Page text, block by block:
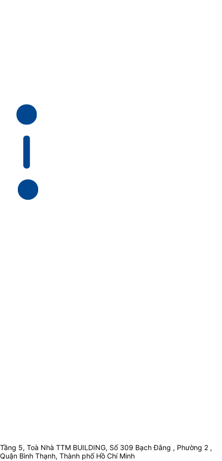
Tầng 5, Toà Nhà TTM BUILDING, Số 309 Bạch Đằng , Phường 2 ,
Quận Bình Thạnh, Thành phố Hồ Chí Minh